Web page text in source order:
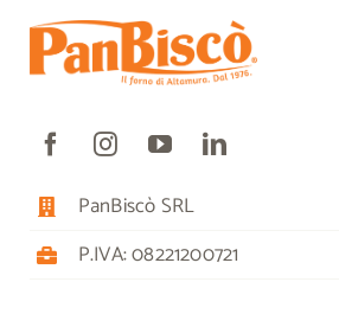
PanBiscò SRL
P.IVA: 08221200721